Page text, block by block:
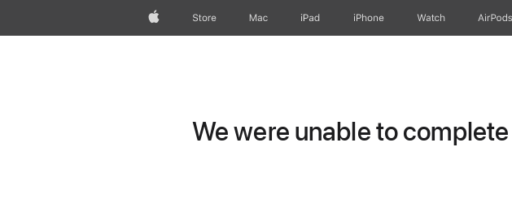
AppleStore Mac iPad iPhone Watch AirPods
We were unable to